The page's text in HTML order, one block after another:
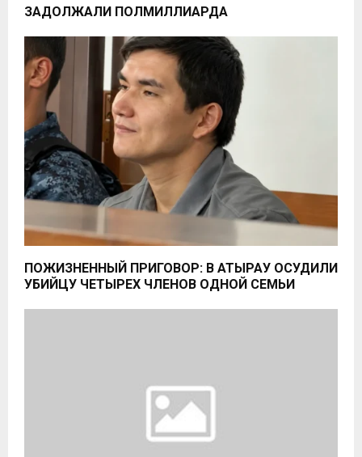
ЗАДОЛЖАЛИ ПОЛМИЛЛИАРДА
ПОЖИЗНЕННЫЙ ПРИГОВОР: В АТЫРАУ ОСУДИЛИ
УБИЙЦУ ЧЕТЫРЕХ ЧЛЕНОВ ОДНОЙ СЕМЬИ